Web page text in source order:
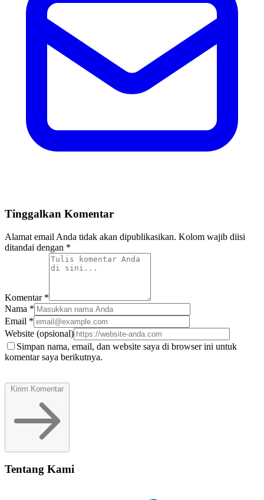
Tinggalkan Komentar
Alamat email Anda tidak akan dipublikasikan. Kolom wajib diisi
ditandai dengan *
Komentar *
Nama *
Email *
Website (opsional)
Simpan nama, email, dan website saya di browser ini untuk
komentar saya berikutnya.
Tentang Kami